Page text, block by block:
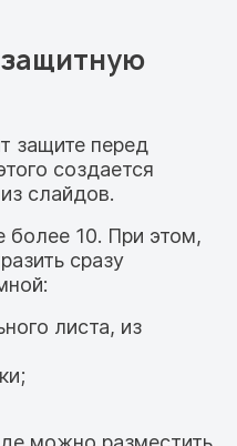
защитную
защите перед
создается
слайдов.
более 10. При этом,
сразу
листа, из